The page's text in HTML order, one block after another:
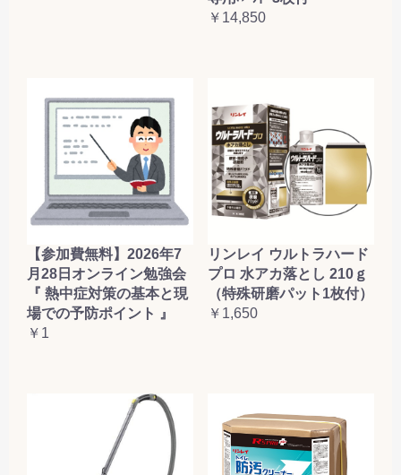
￥14,850
【参加費無料】2026年7
月28日オンライン勉強会
『 熱中症対策の基本と現
場での予防ポイント 』
￥1
リンレイ ウルトラハード
プロ 水アカ落とし 210ｇ
（特殊研磨パット1枚付）
￥1,650